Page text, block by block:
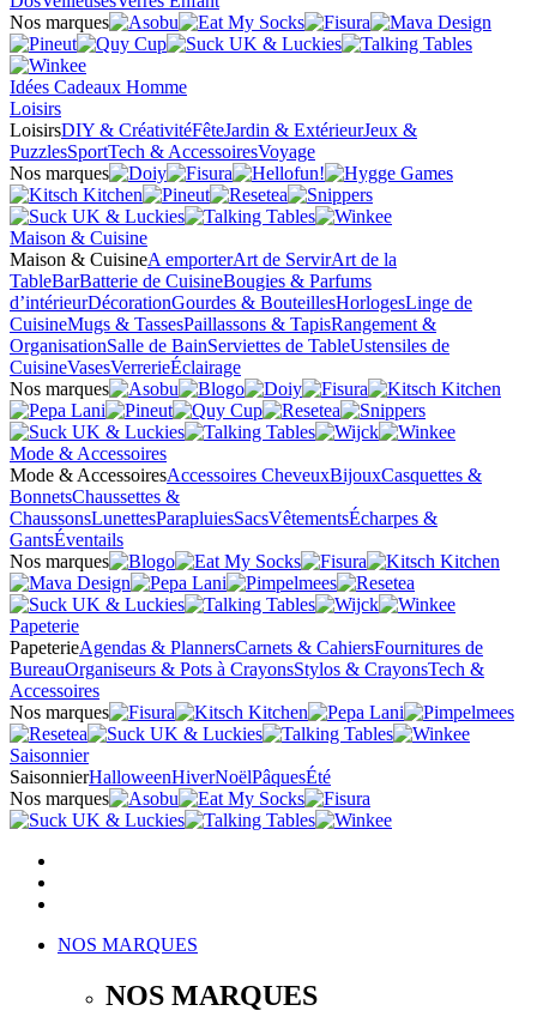
Nos marques
Idées Cadeaux Homme
Loisirs
LoisirsDIY & CréativitéFêteJardin & ExtérieurJeux &
PuzzlesSportTech & AccessoiresVoyage
Nos marques
Maison & Cuisine
Maison & CuisineA emporterArt de ServirArt de la
TableBarBatterie de CuisineBougies & Parfums
d’intérieurDécorationGourdes & BouteillesHorlogesLinge de
CuisineMugs & TassesPaillassons & TapisRangement &
OrganisationSalle de BainServiettes de TableUstensiles de
CuisineVasesVerrerieÉclairage
Nos marques
Mode & Accessoires
Mode & AccessoiresAccessoires CheveuxBijouxCasquettes &
BonnetsChaussettes &
ChaussonsLunettesParapluiesSacsVêtementsÉcharpes &
GantsÉventails
Nos marques
Papeterie
PapeterieAgendas & PlannersCarnets & CahiersFournitures de
BureauOrganiseurs & Pots à CrayonsStylos & CrayonsTech &
Accessoires
Nos marques
Saisonnier
SaisonnierHalloweenHiverNoëlPâquesÉté
Nos marques
NOS MARQUES
NOS MARQUES